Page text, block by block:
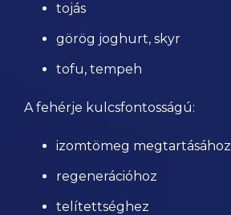
tojás
görög joghurt, skyr
tofu, tempeh
A fehérje kulcsfontosságú:
izomtömeg megtartásához
regenerációhoz
telítettséghez